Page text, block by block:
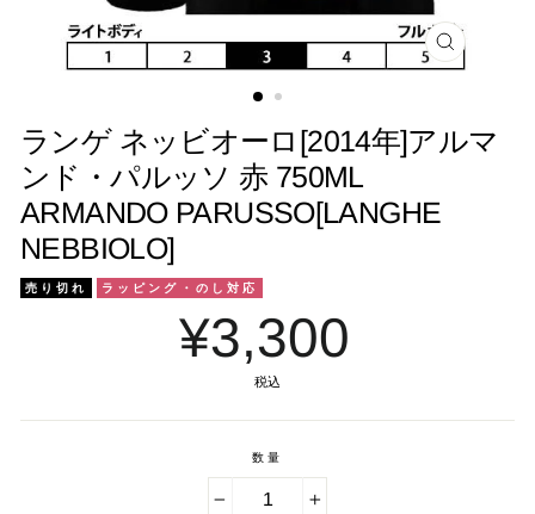
閉
じ
ランゲ ネッビオーロ[2014年]アルマ
ンド・パルッソ 赤 750ML
ARMANDO PARUSSO[LANGHE
NEBBIOLO]
売り切れ ラッピング・のし対応
¥3,300
税込
数量